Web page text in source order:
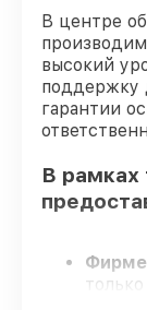
В центре
высокий
поддержку
гарантии
В рамках